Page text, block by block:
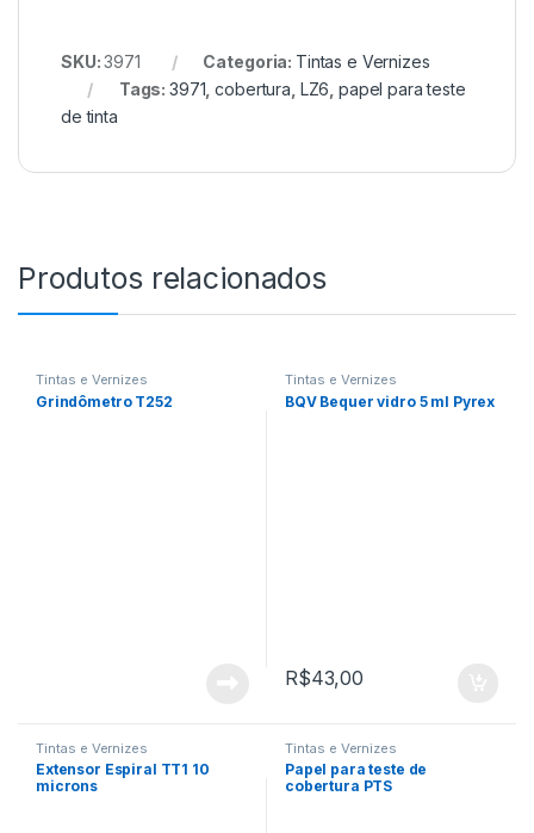
SKU:3971 Categoria: Tintas e Vernizes
Tags:3971 ,cobertura LZ6 ,papel para teste
de tinta
Produtos relacionados
Tintas e Vernizes
Grindômetro T252
Tintas e Vernizes
BQV Bequer vidro 5 ml Pyrex
R$43,00
Tintas e Vernizes
Extensor Espiral TT1 10
microns
Tintas e Vernizes
Papel para teste de
cobertura PTS